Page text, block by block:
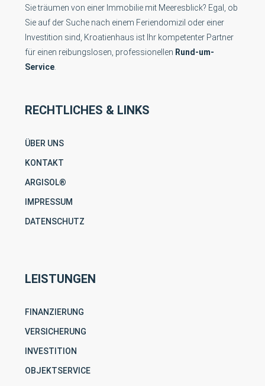
Sie träumen von einer Immobilie mit Meeresblick? Egal, ob
Sie auf der Suche nach einem Feriendomizil oder einer
Investition sind, Kroatienhaus ist Ihr kompetenter Partner
für einen reibungslosen, professionellen Rund-um-
Service.
RECHTLICHES & LINKS
ÜBER UNS
KONTAKT
ARGISOL®
IMPRESSUM
DATENSCHUTZ
LEISTUNGEN
FINANZIERUNG
VERSICHERUNG
INVESTITION
OBJEKTSERVICE